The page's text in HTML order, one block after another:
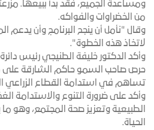
ومساعدة الجميع، فقد بدأ ببيعها.
من الخضراوات والفواكه.
وقال "نأمل أن ينجح البرنامج وأن يدعم
لاتخاذ هذه الخطوة".
وأكد الدكتور خليفة الطنيجي رئيس دائرة
حرص صاحب السمو حاكم الشارقة على
تساهم في استدامة القطاع الزراعي
وأكد على ضرورة التنوع والاستدامة
الطبيعية وتعزيز صحة المجتمع، وهو ما
الحياة.